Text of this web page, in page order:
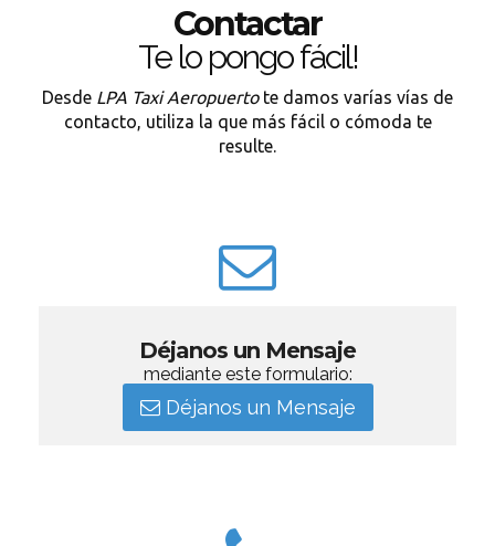
Contactar
Te lo pongo fácil!
Desde LPA Taxi Aeropuertote damos varías vías de
contacto, utiliza la que más fácil o cómoda te
resulte.
Déjanos un Mensaje
mediante este formulario:
Déjanos un Mensaje